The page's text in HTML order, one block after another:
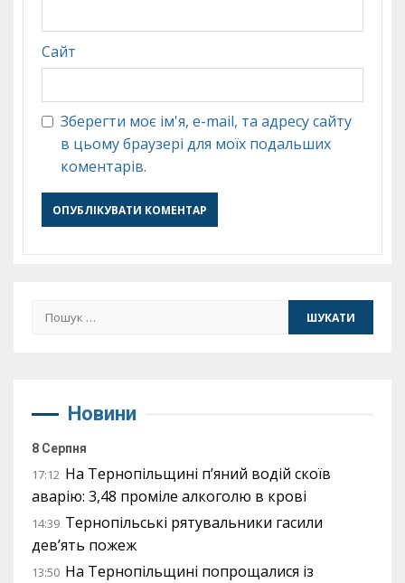
Сайт
Зберегти моє ім'я, e-mail, та адресу сайту
в цьому браузері для моїх подальших
коментарів.
Пошук:
Новини
8 Серпня
17:12 На Тернопільщині п’яний водій скоїв
аварію: 3,48 проміле алкоголю в крові
14:39 Тернопільські рятувальники гасили
дев’ять пожеж
13:50 На Тернопільщині попрощалися із